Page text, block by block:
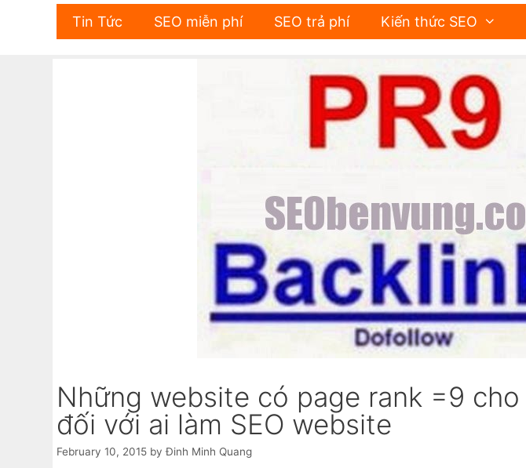
Tin Tức SEO miễn phí SEO trả phí Kiến thức SEO
Những website có page rank =9
đối với ai làm SEO website
February 10, 2015 byĐinh Minh Quang